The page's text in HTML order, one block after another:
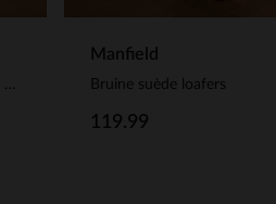
Beige suède loafers met sportieve zool
Manfield
Bruine suède loafers
119.99